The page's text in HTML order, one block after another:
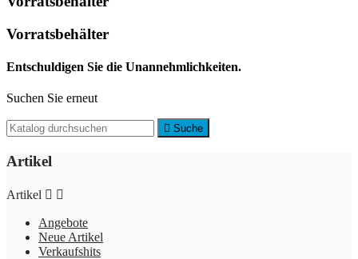
Vorratsbehälter
Entschuldigen Sie die Unannehmlichkeiten.
Suchen Sie erneut
 Suche
Artikel
Artikel  
Angebote
Neue Artikel
Verkaufshits